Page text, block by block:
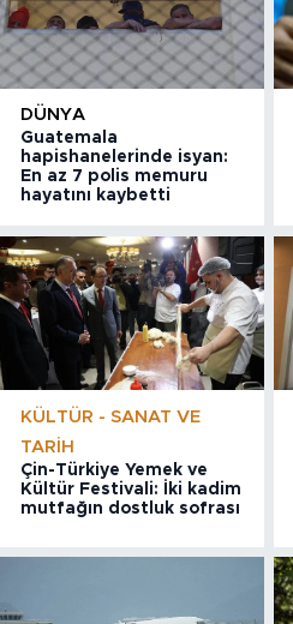
DÜNYA
Guatemala
hapishanelerinde isyan:
En az 7 polis memuru
hayatını kaybetti
KÜLTÜR - SANAT VE
TARIH
Çin-Türkiye Yemek ve
Kültür Festivali: İki kadim
mutfağın dostluk sofrası